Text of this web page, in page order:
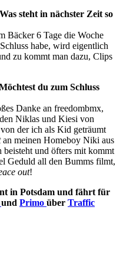
steht in nächster Zeit so
Bäcker 6 Tage die Woche
habe, wird eigentlich
zu kommt man dazu, Clips
du zum Schluss
Danke an freedombmx,
Niklas und Kiesi von
der ich als Kid geträumt
an meinen Homeboy Niki aus
und öfters mit kommt
Geduld all den Bumms filmt,
out!
in Potsdam und fährt für
und Primo über Traffic